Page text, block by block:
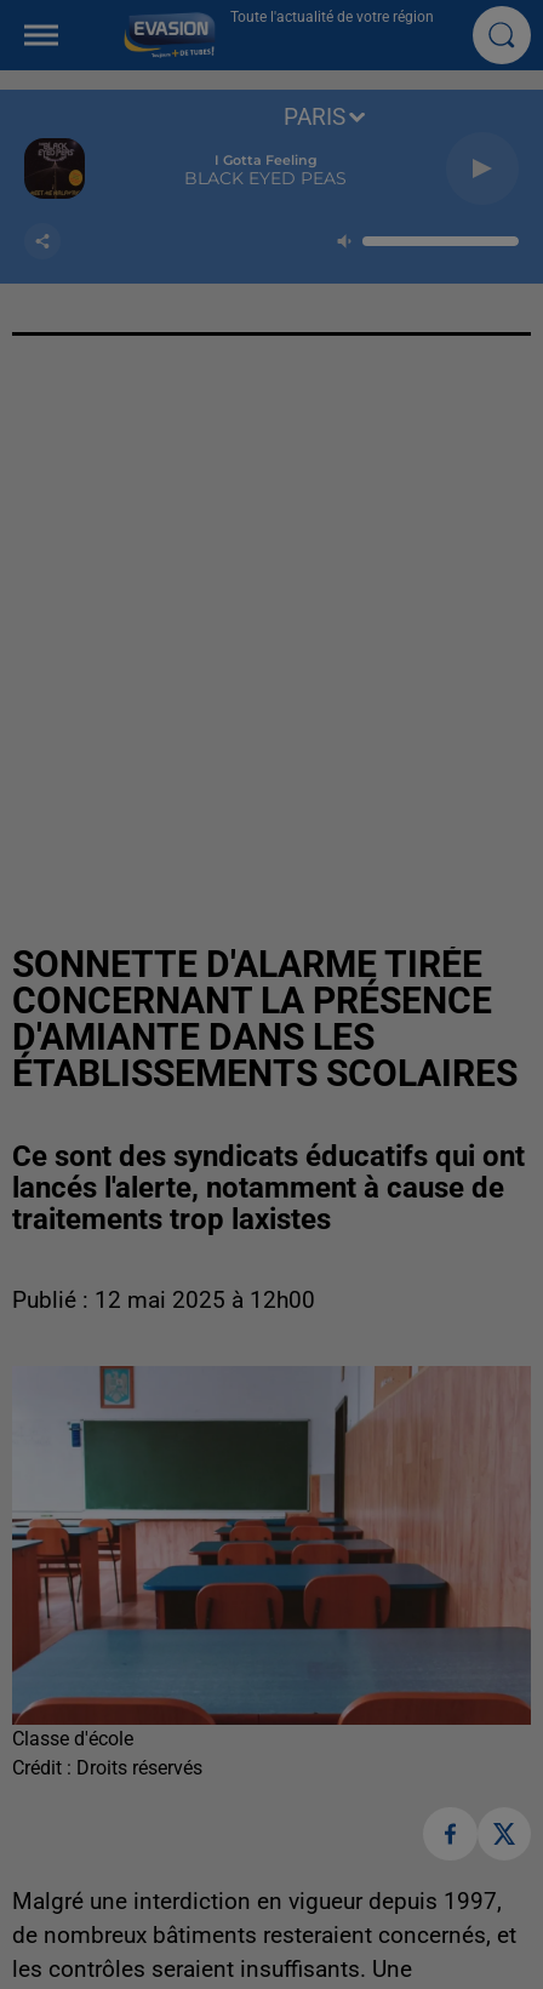
Toute l'actualité de votre région
I Gotta Feeling
BLACK EYED PEAS
PARIS
SONNETTE D'ALARME TIRÉE
CONCERNANT LA PRÉSENCE
D'AMIANTE DANS LES
ÉTABLISSEMENTS SCOLAIRES
Ce sont des syndicats éducatifs qui ont
lancés l'alerte, notamment à cause de
traitements trop laxistes
Publié : 12 mai 2025 à 12h00
Classe d'école
Crédit : Droits réservés
Malgré une interdiction en vigueur depuis 1997,
de nombreux bâtiments resteraient concernés, et
les contrôles seraient insuffisants. Une